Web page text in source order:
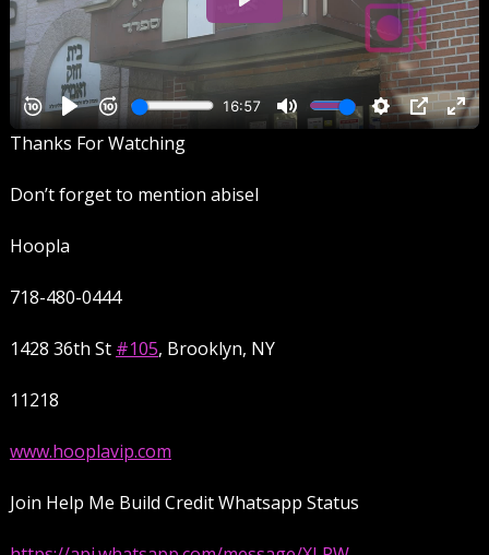
Thanks For Watching
Don’t forget to mention abisel
Hoopla
718-480-0444
1428 36th St #105, Brooklyn, NY
11218
www.hooplavip.com
Join Help Me Build Credit Whatsapp Status